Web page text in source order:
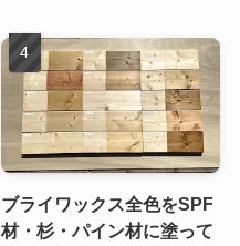
ブライワックス全色をSPF
材・杉・パイン材に塗って